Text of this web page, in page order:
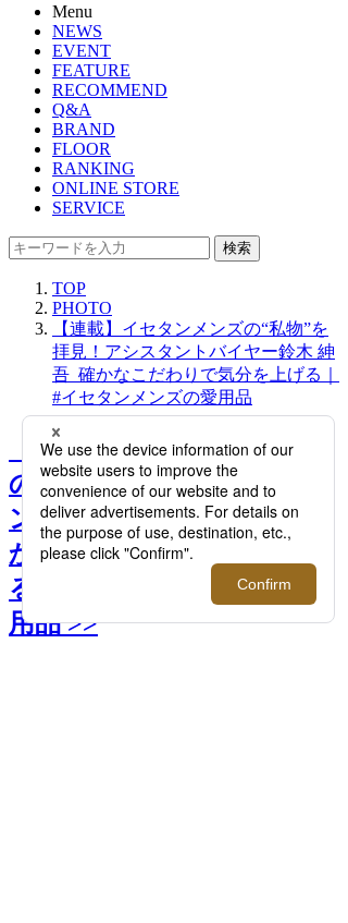
Menu
NEWS
EVENT
FEATURE
RECOMMEND
Q&A
BRAND
FLOOR
RANKING
ONLINE STORE
SERVICE
検索
TOP
PHOTO
【連載】イセタンメンズの“私物”を
拝見！アシスタントバイヤー鈴木 紳
吾_確かなこだわりで気分を上げる｜
#イセタンメンズの愛用品
【連載】イセタンメンズ
の“私物”を拝見！アシスタ
ントバイヤー鈴木 紳吾_確
かなこだわりで気分を上げ
る｜#イセタンメンズの愛
用品 >>